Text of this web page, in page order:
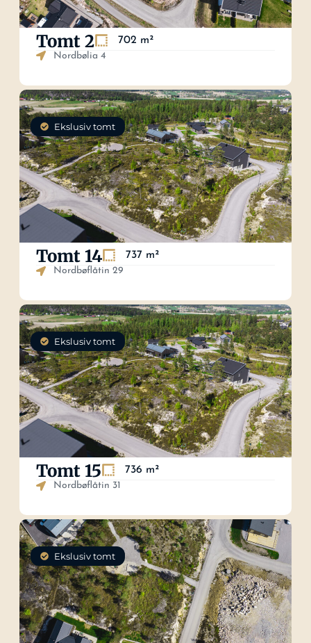
Tomt 2 702 m²
Nordbølia 4
Ekslusiv tomt
Tomt 14 737 m²
Nordbøflåtin 29
Ekslusiv tomt
Tomt 15 736 m²
Nordbøflåtin 31
Ekslusiv tomt